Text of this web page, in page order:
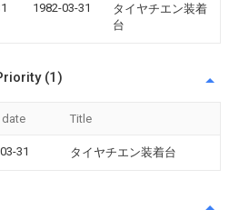
1982-03-31
タイヤチエン装着
台
(1)
date Title
31 タイヤチエン装着台